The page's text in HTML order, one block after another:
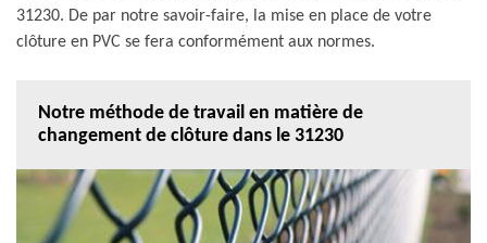
31230. De par notre savoir-faire, la mise en place de votre
clôture en PVC se fera conformément aux normes.
Notre méthode de travail en matière de
changement de clôture dans le 31230